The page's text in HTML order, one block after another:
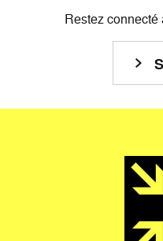
Restez